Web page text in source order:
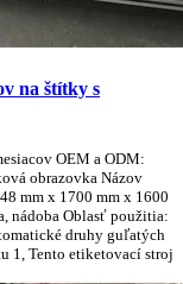
na štítky s
OEM a ODM:
obrazovka Názov
mm x 1700 mm x 1600
nádoba Oblasť použitia:
druhy guľatých
1, Tento etiketovací stroj